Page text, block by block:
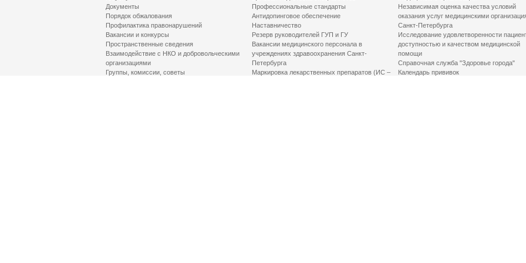
Документы
Порядок обжалования
Профилактика правонарушений
Вакансии и конкурсы
Пространственные сведения
Взаимодействие с НКО и добровольческими
организациями
Группы, комиссии, советы
Профессиональные стандарты
Антидопинговое обеспечение
Наставничество
Резерв руководителей ГУП и ГУ
Вакансии медицинского персонала в
учреждениях здравоохранения Санкт-
Петербурга
Маркировка лекарственных препаратов (ИС –
Независимая оценка качества условий
оказания услуг медицинскими
Санкт-Петербурга
Исследование удовлетворенности
доступностью и качеством медицинской
помощи
Справочная служба "Здоровье города"
Календарь прививок